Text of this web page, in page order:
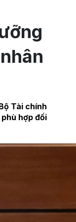
Tài chính
hợp đối